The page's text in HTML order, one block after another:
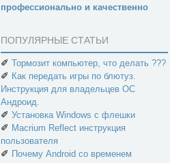
профессионально и качественно
ПОПУЛЯРНЫЕ СТАТЬИ
✐ Тормозит компьютер, что делать ???
✐ Как передать игры по блютуз.
Инструкция для владельцев ОС
Андроид.
✐ Установка Windows с флешки
✐ Macrium Reflect инструкция
пользователя
✐ Почему Android со временем